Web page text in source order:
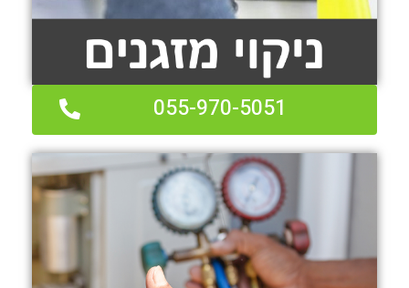
055-970-5051